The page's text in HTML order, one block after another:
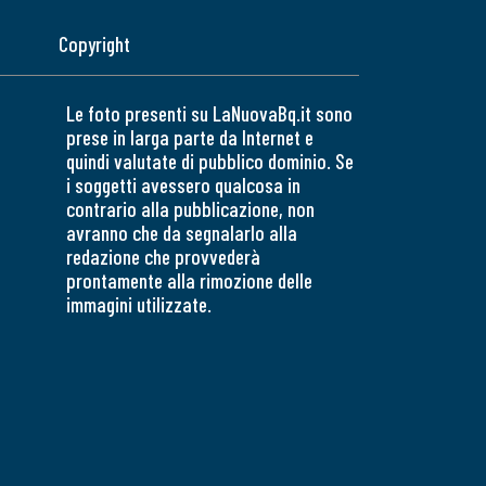
Copyright
Le foto presenti su LaNuovaBq.it sono
prese in larga parte da Internet e
quindi valutate di pubblico dominio. Se
i soggetti avessero qualcosa in
contrario alla pubblicazione, non
avranno che da segnalarlo alla
redazione che provvederà
prontamente alla rimozione delle
immagini utilizzate.